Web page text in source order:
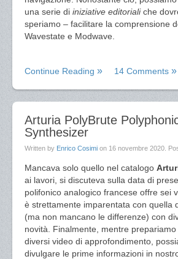
una serie di iniziative editorialiche
speriamo – facilitare la comprensione
Wavestate e Modwave.
Continue Reading 14 Comments
Arturia PolyBrute
Synthesizer
Written by Enrico Cosimi on 16 novembre 2020 .
Mancava solo quello nel catalogo
ai lavori, si discuteva sulla data di
polifonico analogico francese offre sei
è strettamente imparentata con quella
(ma non mancano le differenze) con
novità. Finalmente, mentre
diversi video di approfondimento,
divulgare le prime informazioni in